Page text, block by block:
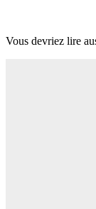
Vous devriez lire